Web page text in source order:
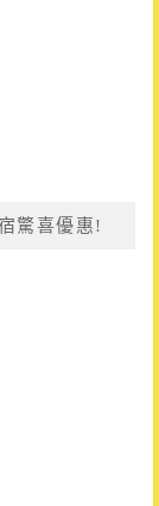
驚喜優惠!